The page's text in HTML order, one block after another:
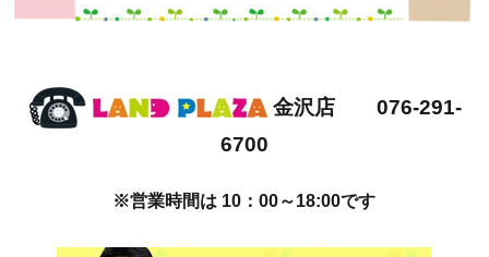
金沢店 076-291-
6700
※営業時間は 10：00～18:00です